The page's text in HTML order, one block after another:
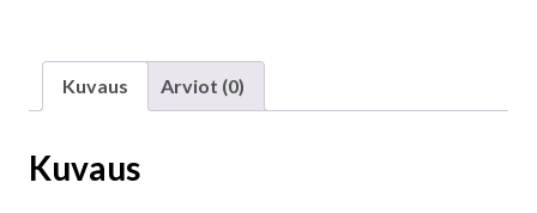
Kuvaus Arviot (0)
Kuvaus